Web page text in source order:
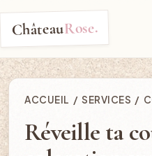
ChâteauRose.
ACCUEIL / SERVICES /
Réveille ta